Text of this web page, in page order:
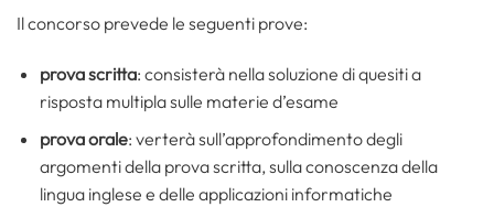
Il concorso prevede le seguenti prove:
prova scritta: consisterà nella soluzione di quesiti a
risposta multipla sulle materie d’esame
prova orale: verterà sull’approfondimento degli
argomenti della prova scritta, sulla conoscenza della
lingua inglese e delle applicazioni informatiche